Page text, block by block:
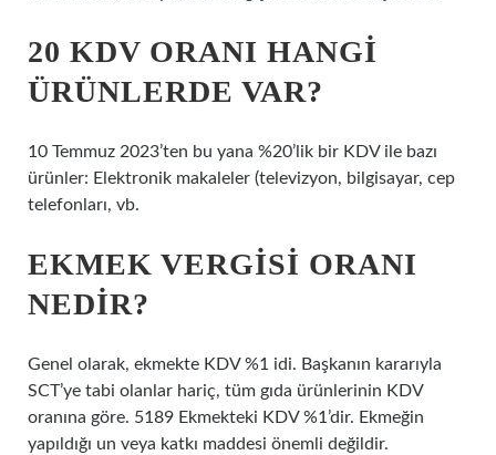
20 KDV ORANI HANGI
ÜRÜNLERDE VAR?
10 Temmuz 2023’ten bu yana %20’lik bir KDV ile bazı
ürünler: Elektronik makaleler (televizyon, bilgisayar, cep
telefonları, vb.
EKMEK VERGISI ORANI
NEDIR?
Genel olarak, ekmekte KDV %1 idi. Başkanın kararıyla
SCT’ye tabi olanlar hariç, tüm gıda ürünlerinin KDV
oranına göre. 5189 Ekmekteki KDV %1’dir. Ekmeğin
yapıldığı un veya katkı maddesi önemli değildir.